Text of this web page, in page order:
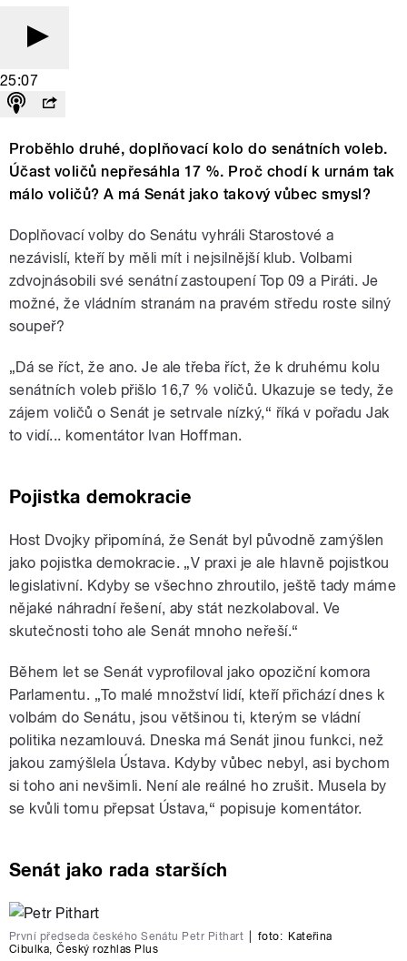
25:07
Proběhlo druhé, doplňovací kolo do senátních voleb.
Účast voličů nepřesáhla 17 %. Proč chodí k urnám tak
málo voličů? A má Senát jako takový vůbec smysl?
Doplňovací volby do Senátu vyhráli Starostové a
nezávislí, kteří by měli mít i nejsilnější klub. Volbami
zdvojnásobili své senátní zastoupení Top 09 a Piráti. Je
možné, že vládním stranám na pravém středu roste silný
soupeř?
„Dá se říct, že ano. Je ale třeba říct, že k druhému kolu
senátních voleb přišlo 16,7 % voličů. Ukazuje se tedy, že
zájem voličů o Senát je setrvale nízký,“ říká v pořadu Jak
to vidí... komentátor Ivan Hoffman.
Pojistka demokracie
Host Dvojky připomíná, že Senát byl původně zamýšlen
jako pojistka demokracie. „V praxi je ale hlavně pojistkou
legislativní. Kdyby se všechno zhroutilo, ještě tady máme
nějaké náhradní řešení, aby stát nezkolaboval. Ve
skutečnosti toho ale Senát mnoho neřeší.“
Během let se Senát vyprofiloval jako opoziční komora
Parlamentu. „To malé množství lidí, kteří přichází dnes k
volbám do Senátu, jsou většinou ti, kterým se vládní
politika nezamlouvá. Dneska má Senát jinou funkci, než
jakou zamýšlela Ústava. Kdyby vůbec nebyl, asi bychom
si toho ani nevšimli. Není ale reálné ho zrušit. Musela by
se kvůli tomu přepsat Ústava,“ popisuje komentátor.
Senát jako rada starších
První předseda českého Senátu Petr Pithart foto: Kateřina
Cibulka,Český rozhlas Plus